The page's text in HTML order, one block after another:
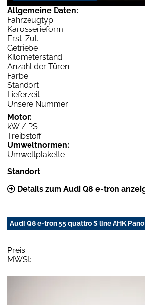
Allgemeine Daten:
Fahrzeugtyp
Karosserieform
Erst-Zul.
Getriebe
Kilometerstand
Anzahl der Türen
Farbe
Standort
Lieferzeit
Unsere Nummer
Motor:
kW / PS
Treibstoff
Umweltnormen:
Umweltplakette
Standort
Details zum Audi Q8 e-tron
Audi Q8 e-tron 55 quattro S line AHK
Preis:
MWSt: